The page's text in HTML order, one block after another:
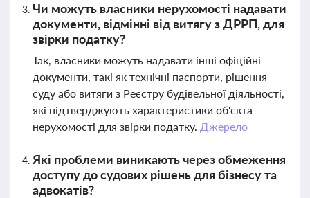
Чи можуть власники нерухомості надавати
документи, відмінні від витягу з ДРРП, для
звірки податку?
Так, власники можуть надавати інші офіційні
документи, такі як технічні паспорти, рішення
суду або витяги з Реєстру будівельної діяльності,
які підтверджують характеристики об'єкта
нерухомості для звірки податку. Джерело
Які проблеми виникають через обмеження
доступу до судових рішень для бізнесу та
адвокатів?